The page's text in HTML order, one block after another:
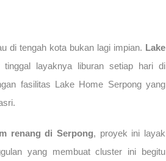
di tengah kota bukan lagi impian. Lake
layaknya liburan setiap hari di
fasilitas Lake Home Serpong yang
renang di Serpong, proyek ini layak
yang membuat cluster ini begitu